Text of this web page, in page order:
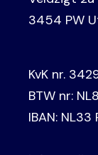
3454 PW
KvK nr.
BTW nr:
IBAN: NL33